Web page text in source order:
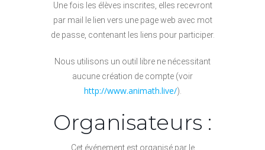
Une fois les élèves inscrites, elles recevront
par mail le lien vers une page web avec mot
de passe, contenant les liens pour participer.
Nous utilisons un outil libre ne nécessitant
aucune création de compte (voir
http://www.animath.live/).
Organisateurs :
Cet événement est organisé par le